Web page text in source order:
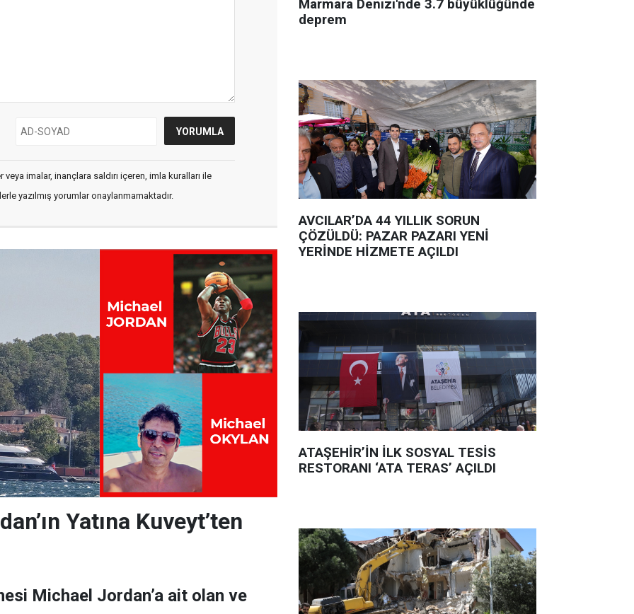
imalar, inançlara saldırı içeren, imla kuralları ile
yazılmış yorumlar onaylanmamaktadır.
Yatına Kuveyt’ten
Michael Jordan’a ait olan ve
Marmara Denizi'nde 3.7 büyüklüğünde
deprem
AVCILAR’DA 44 YILLIK SORUN
ÇÖZÜLDÜ: PAZAR PAZARI YENİ
YERİNDE HİZMETE AÇILDI
ATAŞEHİR’İN İLK SOSYAL TESİS
RESTORANI ‘ATA TERAS’ AÇILDI